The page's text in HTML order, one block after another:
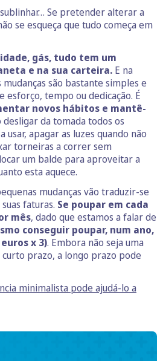
Se pretender alterar a
se esqueça que tudo começa em
gás, tudo tem um
e na sua carteira. E na
mudanças são bastante simples e
esforço, tempo ou dedicação. É
novos hábitos e mantê-
desligar da tomada todos os
usar, apagar as luzes quando não
torneiras a correr sem
um balde para aproveitar a
esta aquece.
mudanças vão traduzir-se
faturas. Se poupar em cada
mês, dado que estamos a falar de
conseguir poupar, num ano,
x 3). Embora não seja uma
prazo, a longo prazo pode
minimalista pode ajudá-lo a